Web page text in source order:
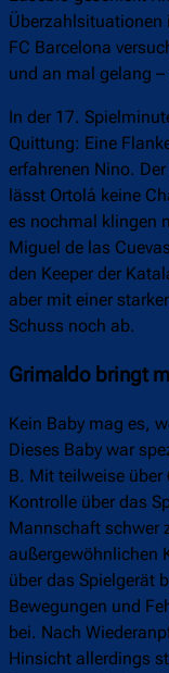
Überzahlsituationen
FC Barcelona
und an mal gelang
In der 17.
Quittung: Eine
erfahrenen Nino.
lässt Ortolá keine
es nochmal klingen
Miguel de las
den Keeper der
aber mit einer
Schuss noch ab.
Grimaldo bringt
Kein Baby mag es,
Dieses Baby war
B. Mit teilweise
Kontrolle über das
Mannschaft schwer
außergewöhnlichen
über das Spielgerät
Bewegungen und
bei. Nach
Hinsicht allerdings